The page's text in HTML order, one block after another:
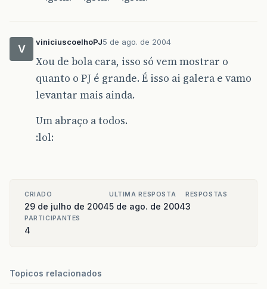
V
viniciuscoelhoPJ5 de ago. de 2004
Xou de bola cara, isso só vem mostrar o
quanto o PJ é grande. É isso ai galera e vamo
levantar mais ainda.
Um abraço a todos.
:lol:
CRIADO
29 de julho de 2004
ULTIMA RESPOSTA
5 de ago. de 2004
RESPOSTAS
3
PARTICIPANTES
4
Topicos relacionados